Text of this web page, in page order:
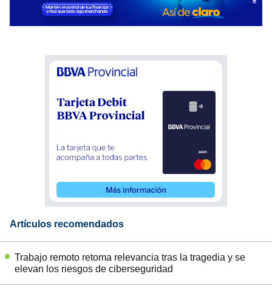
Artículos recomendados
Trabajo remoto retoma relevancia tras la tragedia y se
elevan los riesgos de ciberseguridad